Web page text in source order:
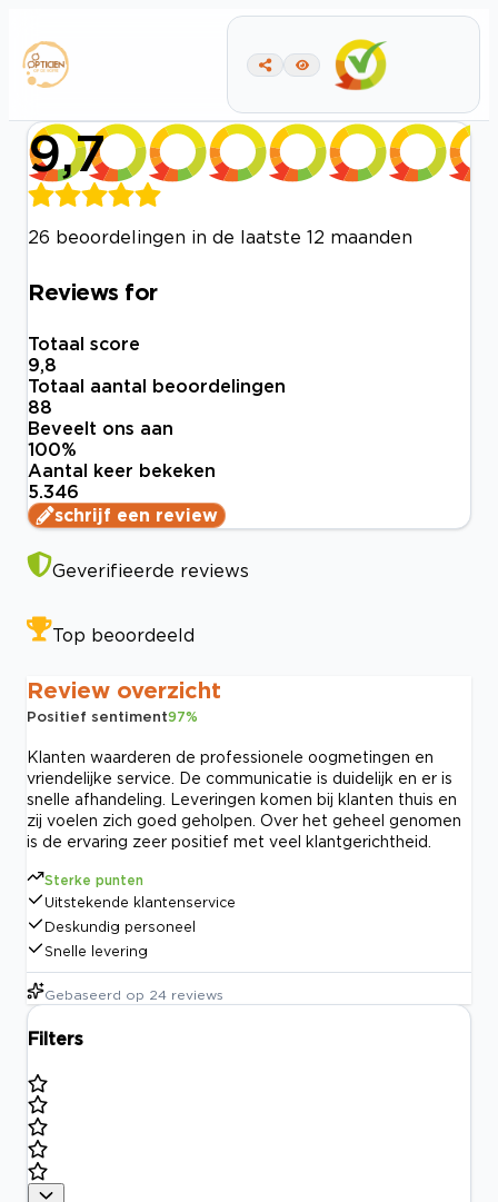
9,7
26 beoordelingen in de laatste 12 maanden
Reviews for
Totaal score
9,8
Totaal aantal beoordelingen
88
Beveelt ons aan
100%
Aantal keer bekeken
5.346
schrijf een review
Geverifieerde reviews
Top beoordeeld
Review overzicht
Positief sentiment97%
Klanten waarderen de professionele oogmetingen en
vriendelijke service. De communicatie is duidelijk en er is
snelle afhandeling. Leveringen komen bij klanten thuis en
zij voelen zich goed geholpen. Over het geheel genomen
is de ervaring zeer positief met veel klantgerichtheid.
Sterke punten
Uitstekende klantenservice
Deskundig personeel
Snelle levering
Gebaseerd op 24 reviews
Filters